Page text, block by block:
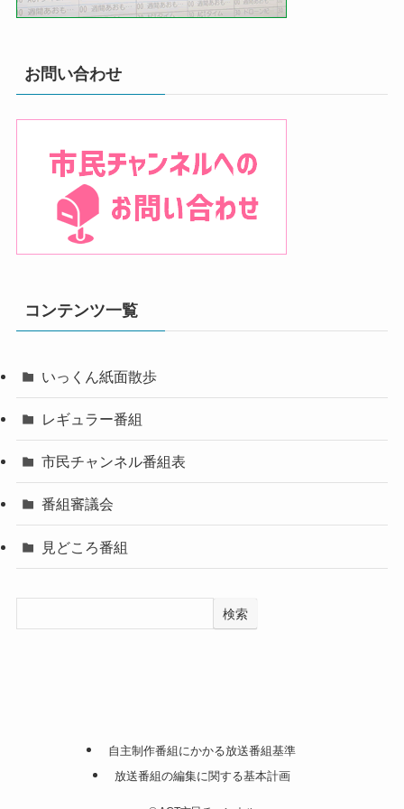
お問い合わせ
コンテンツ一覧
いっくん紙面散歩
レギュラー番組
市民チャンネル番組表
番組審議会
見どころ番組
検索
自主制作番組にかかる放送番組基準
放送番組の編集に関する基本計画